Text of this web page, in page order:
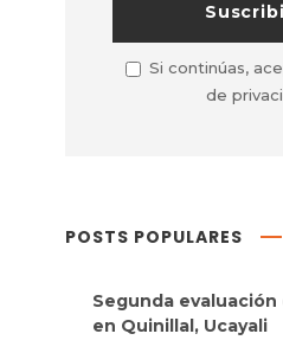
Si continúas,
de
POSTS POPULARES
Segunda
en Quinillal, Ucayali